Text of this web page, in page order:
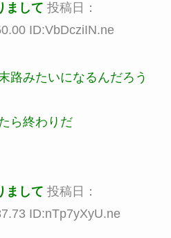
まして 投稿日：
ID:VbDcziIN.ne
路みたいになるんだろう
ら終わりだ
まして 投稿日：
ID:nTp7yXyU.ne